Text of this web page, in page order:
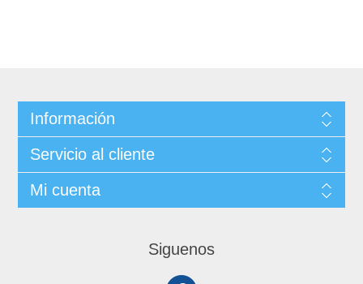
Información
Servicio al cliente
Mi cuenta
Siguenos